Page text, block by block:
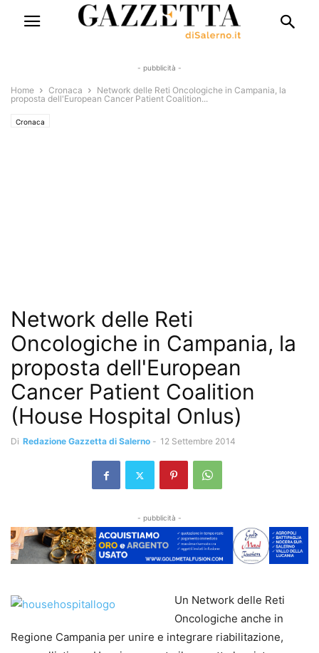
- pubblicità -
Home Cronaca
Network delle Reti Oncologiche in Campania, la
proposta dell'European Cancer Patient Coalition...
Cronaca
Network delle Reti
Oncologiche in Campania, la
proposta dell'European
Cancer Patient Coalition
(House Hospital Onlus)
Di Redazione Gazzetta di Salerno - 12 Settembre 2014
- pubblicità -
Un Network delle Reti
Oncologiche anche in
Regione Campania per unire e integrare riabilitazione,